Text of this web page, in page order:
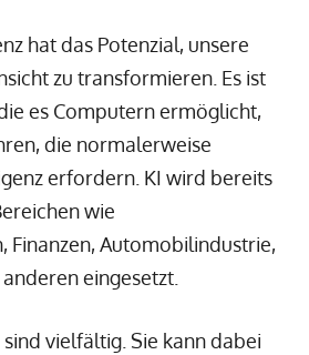
hat das Potenzial, unsere
zu transformieren. Es ist
es Computern ermöglicht,
die normalerweise
erfordern. KI wird bereits
wie
Finanzen, Automobilindustrie,
eingesetzt.
vielfältig. Sie kann dabei